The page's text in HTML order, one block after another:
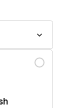
keyboard_arrow_down